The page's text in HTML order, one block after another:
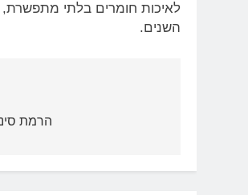
לאיכות חומרים בלתי מתפשרת,
השנים.
הרמת